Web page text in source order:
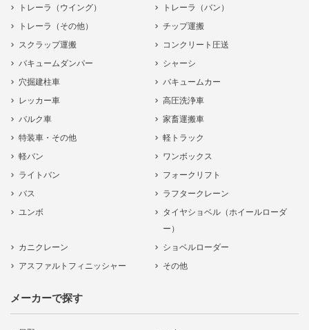
トレーラ（ウイング）
トレーラ（バン）
トレーラ（その他）
チップ運搬
スクラップ運搬
コンクリート圧送
バキュームダンパー
シャーシ
穴掘建柱車
バキュームカー
レッカー車
高圧洗浄車
バルク車
家畜運搬車
特装車・その他
軽トラック
軽バン
ワンボックス
ライトバン
フォークリフト
バス
ラフタークレーン
ユンボ
タイヤショベル（ホイールローダ
ー）
カニクレーン
ショベルローダー
アスファルトフィニッシャー
その他
メーカーで探す